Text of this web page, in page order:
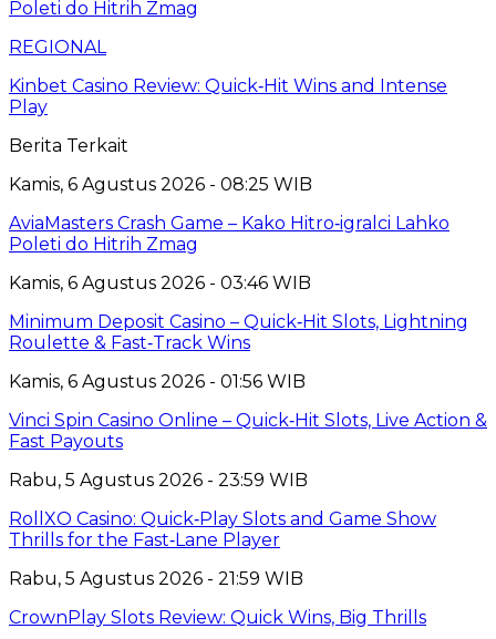
Poleti do Hitrih Zmag
REGIONAL
Kinbet Casino Review: Quick‑Hit Wins and Intense
Play
Berita Terkait
Kamis, 6 Agustus 2026 - 08:25 WIB
AviaMasters Crash Game – Kako Hitro‑igralci Lahko
Poleti do Hitrih Zmag
Kamis, 6 Agustus 2026 - 03:46 WIB
Minimum Deposit Casino – Quick‑Hit Slots, Lightning
Roulette & Fast‑Track Wins
Kamis, 6 Agustus 2026 - 01:56 WIB
Vinci Spin Casino Online – Quick‑Hit Slots, Live Action &
Fast Payouts
Rabu, 5 Agustus 2026 - 23:59 WIB
RollXO Casino: Quick‑Play Slots and Game Show
Thrills for the Fast‑Lane Player
Rabu, 5 Agustus 2026 - 21:59 WIB
CrownPlay Slots Review: Quick Wins, Big Thrills